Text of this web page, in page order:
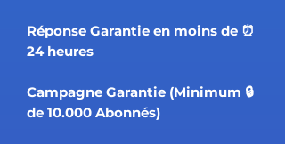
⏰ Réponse Garantie en moins de
24 heures
🔒 Campagne Garantie (Minimum
de 10.000 Abonnés)